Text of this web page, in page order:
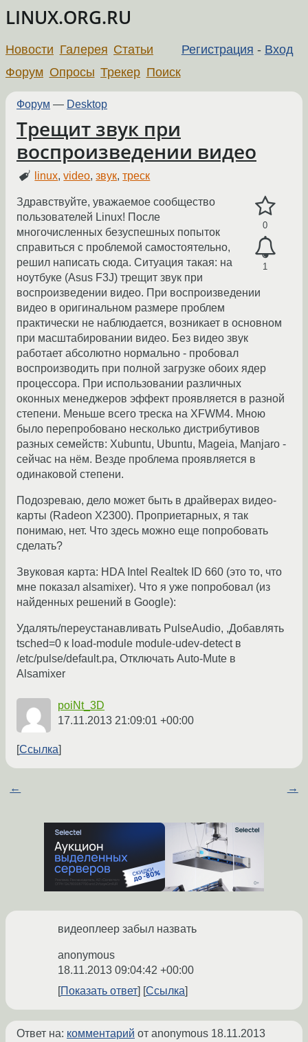
LINUX.ORG.RU
Регистрация - Вход
Новости Галерея Статьи
Форум Опросы Трекер Поиск
Форум — Desktop
Трещит звук при
воспроизведении видео
linux,video,звук,треск
0
1
Здравствуйте, уважаемое сообщество
пользователей Linux! После
многочисленных безуспешных попыток
справиться с проблемой самостоятельно,
решил написать сюда. Ситуация такая: на
ноутбуке (Asus F3J) трещит звук при
воспроизведении видео. При воспроизведении
видео в оригинальном размере проблем
практически не наблюдается, возникает в основном
при масштабировании видео. Без видео звук
работает абсолютно нормально - пробовал
воспроизводить при полной загрузке обоих ядер
процессора. При использовании различных
оконных менеджеров эффект проявляется в разной
степени. Меньше всего треска на XFWM4. Мною
было перепробовано несколько дистрибутивов
разных семейств: Xubuntu, Ubuntu, Mageia, Manjaro -
сейчас на нём. Везде проблема проявляется в
одинаковой степени.
Подозреваю, дело может быть в драйверах видео-
карты (Radeon X2300). Проприетарных, я так
понимаю, нет. Что здесь можно еще попробовать
сделать?
Звуковая карта: HDA Intel Realtek ID 660 (это то, что
мне показал alsamixer). Что я уже попробовал (из
найденных решений в Google):
Удалять/переустанавливать PulseAudio, ,Добавлять
tsched=0 к load-module module-udev-detect в
/etc/pulse/default.pa, Отключать Auto-Mute в
Alsamixer
poiNt_3D
17.11.2013 21:09:01 +00:00
Ссылка
← →
видеоплеер забыл назвать
anonymous
18.11.2013 09:04:42 +00:00
Показать ответ
Ссылка
Ответ на: комментарий от anonymous 18.11.2013